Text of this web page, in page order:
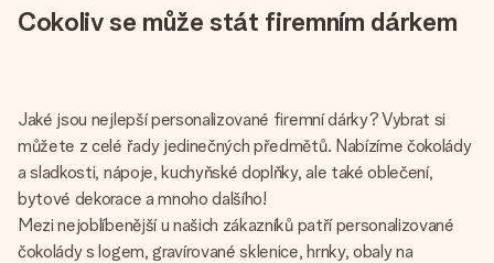
Cokoliv se může stát firemním dárkem
Jaké jsou nejlepší personalizované firemní dárky? Vybrat si
můžete z celé řady jedinečných předmětů. Nabízíme čokolády
a sladkosti, nápoje, kuchyňské doplňky, ale také oblečení,
bytové dekorace a mnoho dalšího!
Mezi nejoblíbenější u našich zákazníků patří personalizované
čokolády s logem, gravírované sklenice, hrnky, obaly na